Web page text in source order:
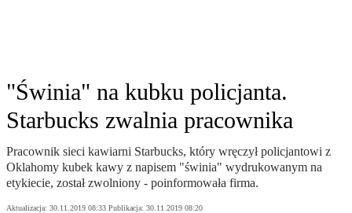
"Świnia" na kubku policjanta.
Starbucks zwalnia pracownika
Pracownik sieci kawiarni Starbucks, który wręczył policjantowi z
Oklahomy kubek kawy z napisem "świnia" wydrukowanym na
etykiecie, został zwolniony - poinformowała firma.
Aktualizacja: 30.11.2019 08:33 Publikacja: 30.11.2019 08:20